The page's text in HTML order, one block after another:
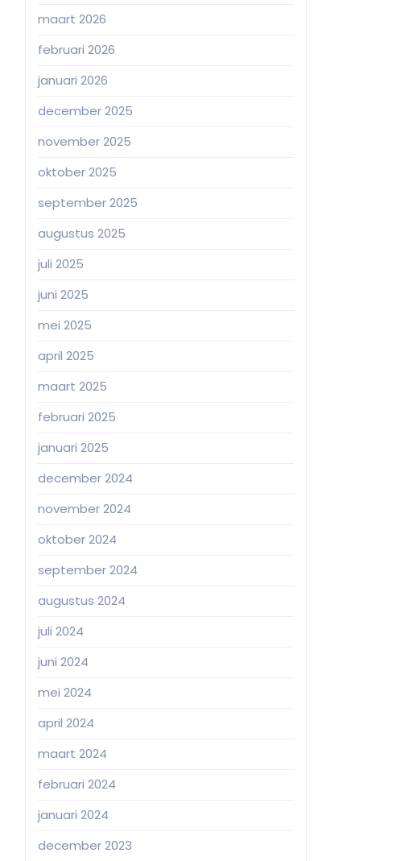
maart 2026
februari 2026
januari 2026
december 2025
november 2025
oktober 2025
september 2025
augustus 2025
juli 2025
juni 2025
mei 2025
april 2025
maart 2025
februari 2025
januari 2025
december 2024
november 2024
oktober 2024
september 2024
augustus 2024
juli 2024
juni 2024
mei 2024
april 2024
maart 2024
februari 2024
januari 2024
december 2023